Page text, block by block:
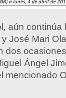
aún continúa
José Mari
dos
Ángel
mencionado